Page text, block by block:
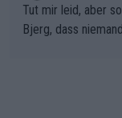
Tut mir leid, aber
Bjerg, dass